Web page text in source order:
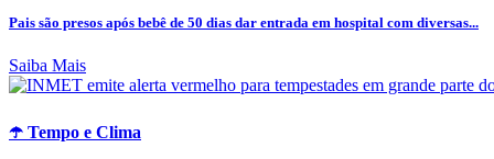
Pais são presos após bebê de 50 dias dar entrada em hospital com diversas...
Saiba Mais
☂️ Tempo e Clima